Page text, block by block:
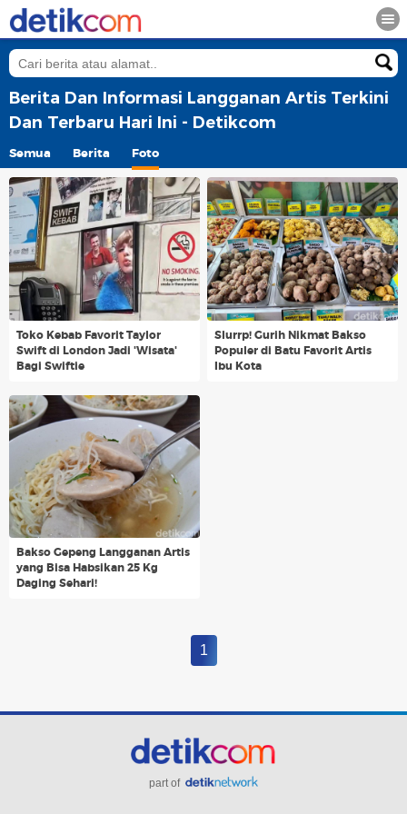
Berita Dan Informasi Langganan Artis Terkini
Dan Terbaru Hari Ini - Detikcom
Semua Berita Foto
Toko Kebab Favorit Taylor
Swift di London Jadi 'Wisata'
Bagi Swiftie
Slurrp! Gurih Nikmat Bakso
Populer di Batu Favorit Artis
Ibu Kota
Bakso Gepeng Langganan Artis
yang Bisa Habsikan 25 Kg
Daging Sehari!
1
part of